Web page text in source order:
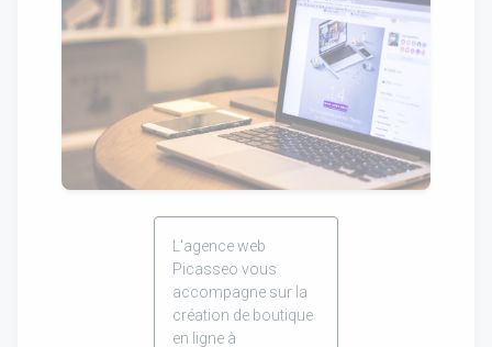
L'agence web
Picasseo vous
accompagne sur la
création de boutique
en ligne à